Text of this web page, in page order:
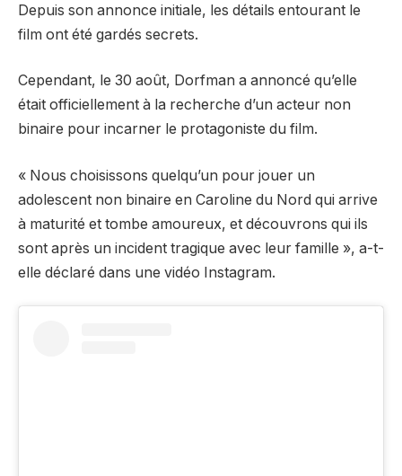
Depuis son annonce initiale, les détails entourant le
film ont été gardés secrets.
Cependant, le 30 août, Dorfman a annoncé qu’elle
était officiellement à la recherche d’un acteur non
binaire pour incarner le protagoniste du film.
« Nous choisissons quelqu’un pour jouer un
adolescent non binaire en Caroline du Nord qui arrive
à maturité et tombe amoureux, et découvrons qui ils
sont après un incident tragique avec leur famille », a-t-
elle déclaré dans une vidéo Instagram.